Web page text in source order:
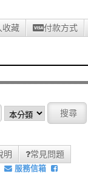
收藏 付款方式
明 常見問題
服務信箱